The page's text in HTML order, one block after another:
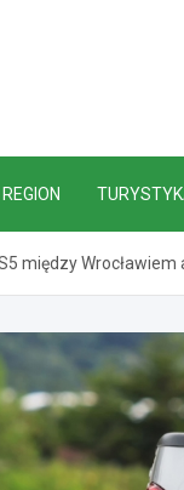
REGION
między Wrocławiem